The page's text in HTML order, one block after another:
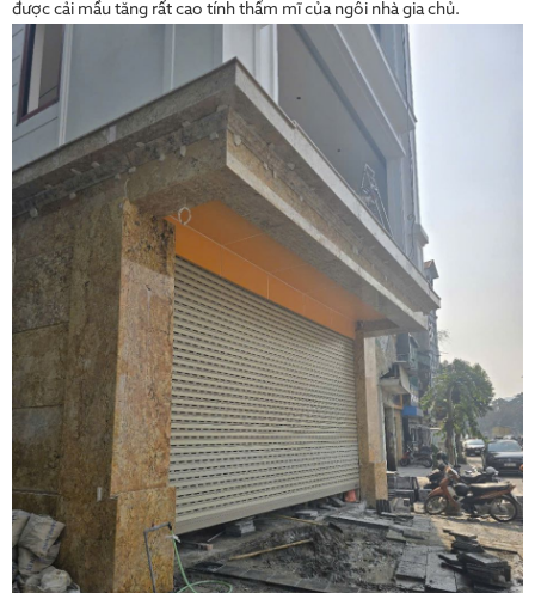
được cải mầu tăng rất cao tính thẩm mĩ của ngôi nhà gia chủ.